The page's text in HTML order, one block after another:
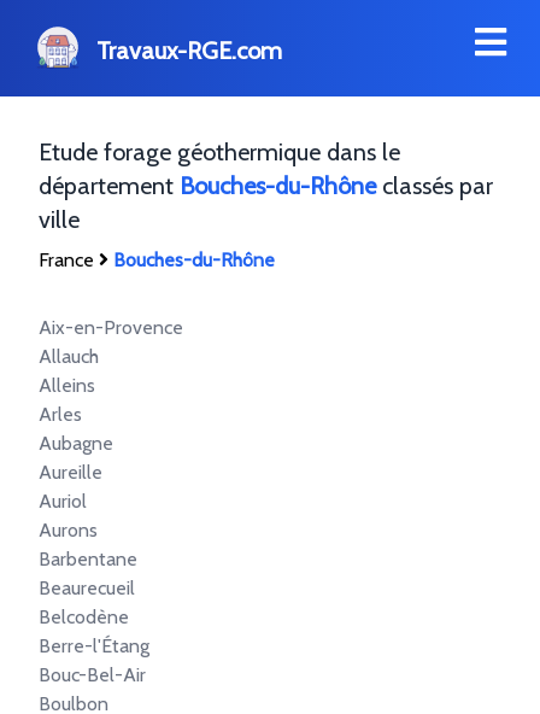
Travaux-RGE.com
Etude forage géothermique dans le
département Bouches-du-Rhôneclassés par
ville
France Bouches-du-Rhône
Aix-en-Provence
Allauch
Alleins
Arles
Aubagne
Aureille
Auriol
Aurons
Barbentane
Beaurecueil
Belcodène
Berre-l'Étang
Bouc-Bel-Air
Boulbon